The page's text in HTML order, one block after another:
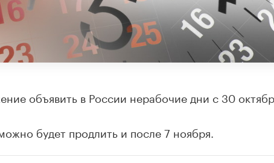
объявить в России нерабочие дни с 30
будет продлить и после 7 ноября.